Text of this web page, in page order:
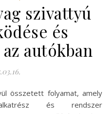
szivattyú
és
autókban
és rendszer